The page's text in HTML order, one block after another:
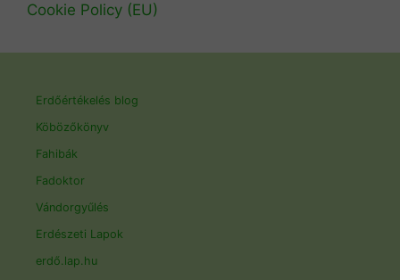
Cookie Policy (EU)
Erdőértékelés blog
Köbözőkönyv
Fahibák
Fadoktor
Vándorgyűlés
Erdészeti Lapok
erdő.lap.hu